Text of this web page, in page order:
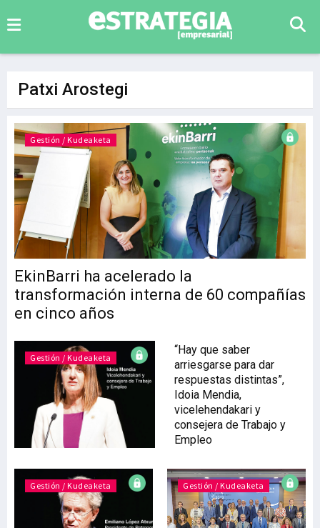
Patxi Arostegi
EkinBarri ha acelerado la
transformación interna de 60 compañías
en cinco años
Gestión / Kudeaketa
Gestión / Kudeaketa
“Hay que saber
arriesgarse para dar
respuestas distintas”,
Idoia Mendia,
vicelehendakari y
consejera de Trabajo y
Empleo
Gestión / Kudeaketa Gestión / Kudeaketa